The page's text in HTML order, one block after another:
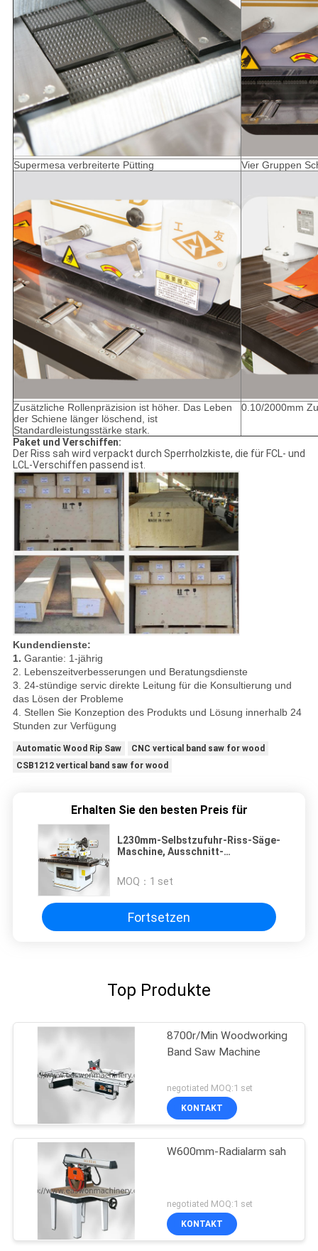
Supermesa verbreiterte Pütting Vier Gruppen
Zusätzliche Rollenpräzision ist höher. Das Leben
der Schiene länger löschend, ist
Standardleistungsstärke stark.
0.10/2000mm
Paket und Verschiffen:
Der Riss sah wird verpackt durch Sperrholzkiste, die für FCL- und
LCL-Verschiffen passend ist.
Kundendienste:
1. Garantie: 1-jährig
2. Lebenszeitverbesserungen und Beratungsdienste
3. 24-stündige servic direkte Leitung für die Konsultierung und
das Lösen der Probleme
4. Stellen Sie Konzeption des Produkts und Lösung innerhalb 24
Stunden zur Verfügung
Automatic Wood Rip Saw
CNC vertical band saw for wood
CSB1212 vertical band saw for wood
Erhalten Sie den besten Preis für
L230mm-Selbstzufuhr-Riss-Säge-
Maschine, Ausschnitt-
hölzerne
MOQ： 1 set
Fortsetzen
Top Produkte
8700r/Min Woodworking
Band Saw Machine
negotiated MOQ:1 set
KONTAKT
W600mm-Radialarm sah
negotiated MOQ:1 set
KONTAKT